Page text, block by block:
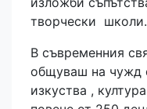
творчески школи.
В съвременния
общуваш на чужд
изкуства ,